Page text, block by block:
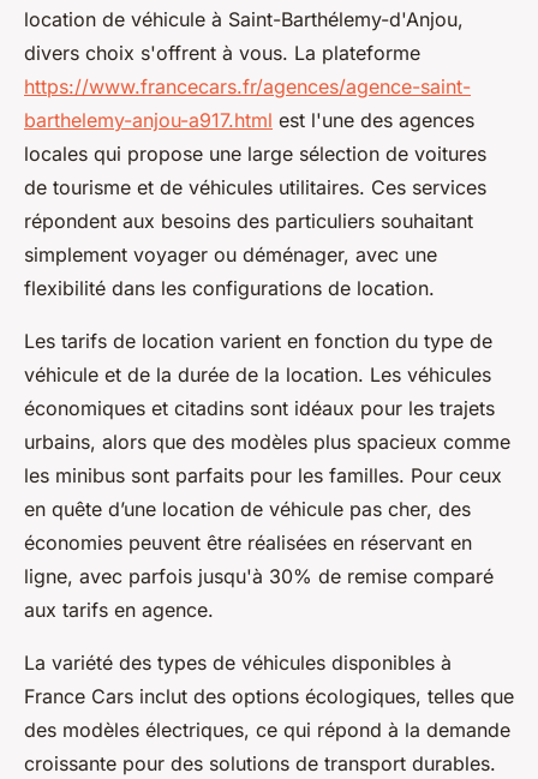
location de véhicule à Saint-Barthélemy-d'Anjou,
divers choix s'offrent à vous. La plateforme
https://www.francecars.fr/agences/agence-saint-
barthelemy-anjou-a917.html est l'une des agences
locales qui propose une large sélection de voitures
de tourisme et de véhicules utilitaires. Ces services
répondent aux besoins des particuliers souhaitant
simplement voyager ou déménager, avec une
flexibilité dans les configurations de location.
Les tarifs de location varient en fonction du type de
véhicule et de la durée de la location. Les véhicules
économiques et citadins sont idéaux pour les trajets
urbains, alors que des modèles plus spacieux comme
les minibus sont parfaits pour les familles. Pour ceux
en quête d’une location de véhicule pas cher, des
économies peuvent être réalisées en réservant en
ligne, avec parfois jusqu'à 30% de remise comparé
aux tarifs en agence.
La variété des types de véhicules disponibles à
France Cars inclut des options écologiques, telles que
des modèles électriques, ce qui répond à la demande
croissante pour des solutions de transport durables.